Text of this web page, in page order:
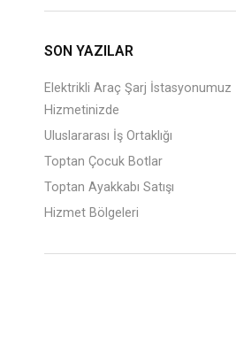
SON YAZILAR
Elektrikli Araç Şarj İstasyonumuz
Hizmetinizde
Uluslararası İş Ortaklığı
Toptan Çocuk Botlar
Toptan Ayakkabı Satışı
Hizmet Bölgeleri